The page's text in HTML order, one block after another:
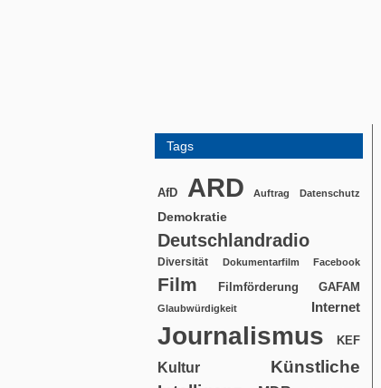
Tags
AfD ARD Auftrag Datenschutz
Demokratie
Deutschlandradio
Diversität Dokumentarfilm Facebook
Film Filmförderung GAFAM
Glaubwürdigkeit Internet
Journalismus KEF
Kultur
Künstliche